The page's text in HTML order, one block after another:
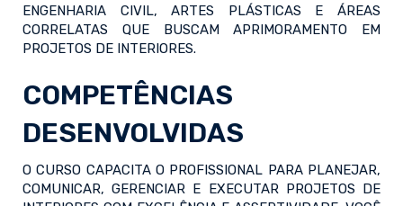
ENGENHARIA CIVIL, ARTES PLÁSTICAS E ÁREAS
CORRELATAS QUE BUSCAM APRIMORAMENTO EM
PROJETOS DE INTERIORES.
COMPETÊNCIAS
DESENVOLVIDAS
O CURSO CAPACITA O PROFISSIONAL PARA PLANEJAR,
COMUNICAR, GERENCIAR E EXECUTAR PROJETOS DE